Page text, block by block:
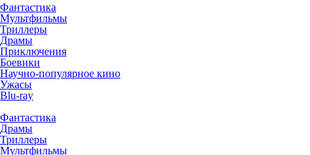
Фантастика
Мультфильмы
Триллеры
Драмы
Приключения
Боевики
Научно-популярное кино
Ужасы
Blu-ray
Фантастика
Драмы
Триллеры
Мультфильмы